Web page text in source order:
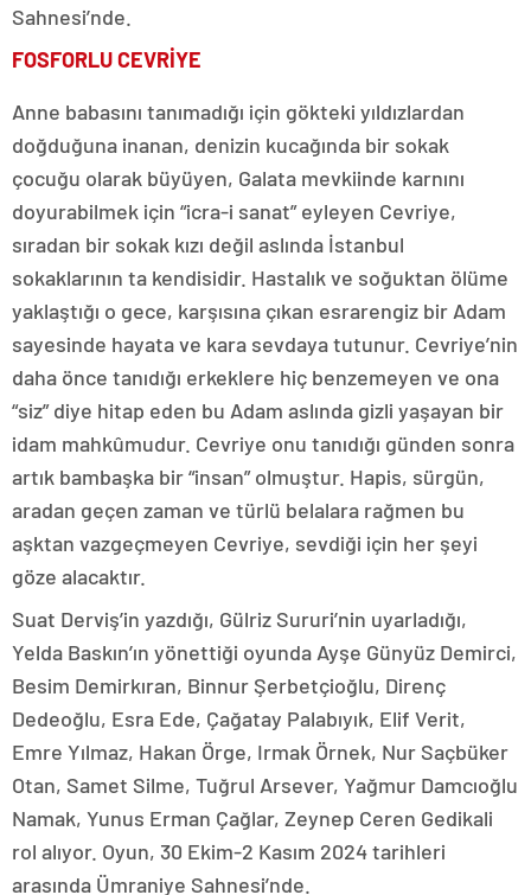
Sahnesi’nde.
FOSFORLU CEVRİYE
Anne babasını tanımadığı için gökteki yıldızlardan
doğduğuna inanan, denizin kucağında bir sokak
çocuğu olarak büyüyen, Galata mevkiinde karnını
doyurabilmek için “icra-i sanat” eyleyen Cevriye,
sıradan bir sokak kızı değil aslında İstanbul
sokaklarının ta kendisidir. Hastalık ve soğuktan ölüme
yaklaştığı o gece, karşısına çıkan esrarengiz bir Adam
sayesinde hayata ve kara sevdaya tutunur. Cevriye’nin
daha önce tanıdığı erkeklere hiç benzemeyen ve ona
“siz” diye hitap eden bu Adam aslında gizli yaşayan bir
idam mahkûmudur. Cevriye onu tanıdığı günden sonra
artık bambaşka bir “insan” olmuştur. Hapis, sürgün,
aradan geçen zaman ve türlü belalara rağmen bu
aşktan vazgeçmeyen Cevriye, sevdiği için her şeyi
göze alacaktır.
Suat Derviş’in yazdığı, Gülriz Sururi’nin uyarladığı,
Yelda Baskın’ın yönettiği oyunda Ayşe Günyüz Demirci,
Besim Demirkıran, Binnur Şerbetçioğlu, Direnç
Dedeoğlu, Esra Ede, Çağatay Palabıyık, Elif Verit,
Emre Yılmaz, Hakan Örge, Irmak Örnek, Nur Saçbüker
Otan, Samet Silme, Tuğrul Arsever, Yağmur Damcıoğlu
Namak, Yunus Erman Çağlar, Zeynep Ceren Gedikali
rol alıyor. Oyun, 30 Ekim-2 Kasım 2024 tarihleri
arasında Ümraniye Sahnesi’nde.